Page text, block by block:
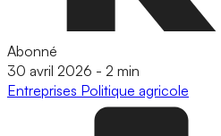
Abonné
30 avril 2026 - 2 min
Entreprises Politique agricole